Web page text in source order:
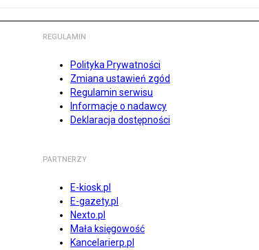
REGULAMIN
Polityka Prywatności
Zmiana ustawień zgód
Regulamin serwisu
Informacje o nadawcy
Deklaracja dostępności
PARTNERZY
E-kiosk.pl
E-gazety.pl
Nexto.pl
Mała księgowość
Kancelarierp.pl